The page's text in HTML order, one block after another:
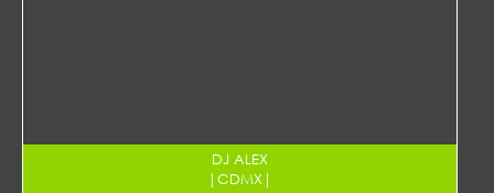
DJ ALEX
| CDMX|